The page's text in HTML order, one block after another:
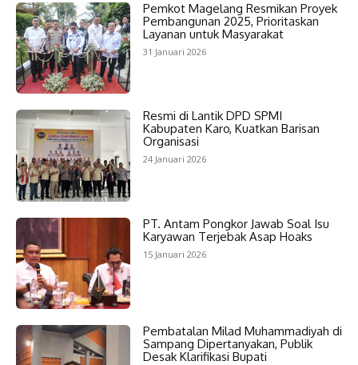
Pemkot Magelang Resmikan Proyek
Pembangunan 2025, Prioritaskan
Layanan untuk Masyarakat
31 Januari 2026
Resmi di Lantik DPD SPMI
Kabupaten Karo, Kuatkan Barisan
Organisasi
24 Januari 2026
PT. Antam Pongkor Jawab Soal Isu
Karyawan Terjebak Asap Hoaks
15 Januari 2026
Pembatalan Milad Muhammadiyah di
Sampang Dipertanyakan, Publik
Desak Klarifikasi Bupati